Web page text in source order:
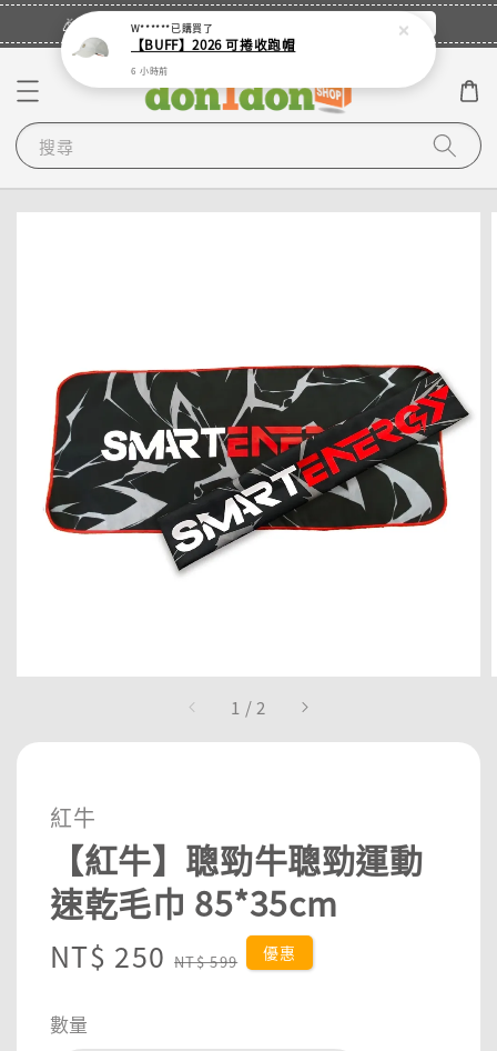
🎉登入會員・領取您的專屬折扣券！ 立即登入
搜尋
1 / 2
紅牛
【紅牛】聰勁牛聰勁運動
速乾毛巾 85*35cm
Sale
NT$ 250 Regular
NT$ 599 優惠
數量
W******已購買了
【BUFF】2026 可捲收跑帽
6 小時前